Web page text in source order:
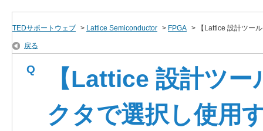
TEDサポートウェブ > Lattice Semiconductor > FPGA > 【Lattice 設計ツー
戻る
【Lattice 設計ツ
クタで選択し使用